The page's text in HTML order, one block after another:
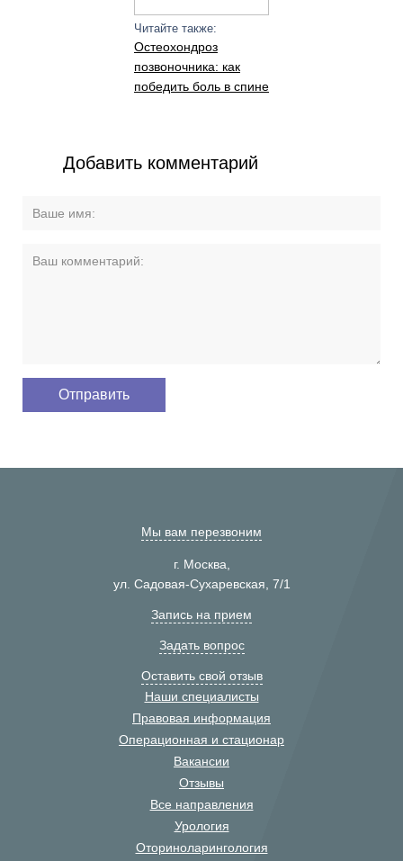
Читайте также:
Остеохондроз
позвоночника: как
победить боль в спине
Добавить комментарий
Мы вам перезвоним
г. Москва,
ул. Садовая-Сухаревская, 7/1
Запись на прием
Задать вопрос
Оставить свой отзыв
Наши специалисты
Правовая информация
Операционная и стационар
Вакансии
Отзывы
Все направления
Урология
Оториноларингология